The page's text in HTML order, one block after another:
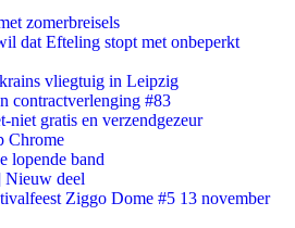
zomerbreisels
dat Efteling stopt met onbeperkt
vliegtuig in Leipzig
contractverlenging #83
niet gratis en verzendgezeur
Chrome
lopende band
Nieuw deel
Ziggo Dome #5 13 november